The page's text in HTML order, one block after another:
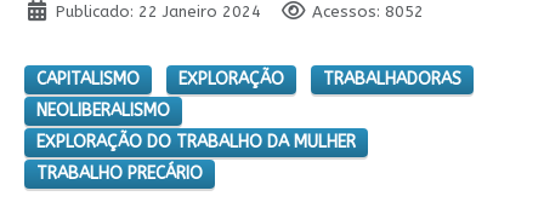
Publicado: 22 Janeiro 2024
Acessos: 8052
CAPITALISMO EXPLORAÇÃO
TRABALHADORAS
NEOLIBERALISMO
EXPLORAÇÃO DO TRABALHO DA MULHER
TRABALHO PRECÁRIO